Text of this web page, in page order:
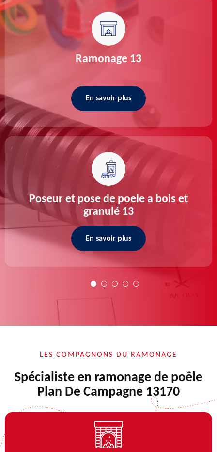
Ramonage 13
En savoir plus
Poseur et pose de poele a bois et
granulé 13
En savoir plus
LES COMPAGNONS DU RAMONAGE
Spécialiste en ramonage de poêle
Plan De Campagne 13170